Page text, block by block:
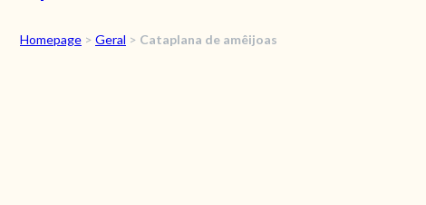
Homepage > Geral > Cataplana de amêijoas